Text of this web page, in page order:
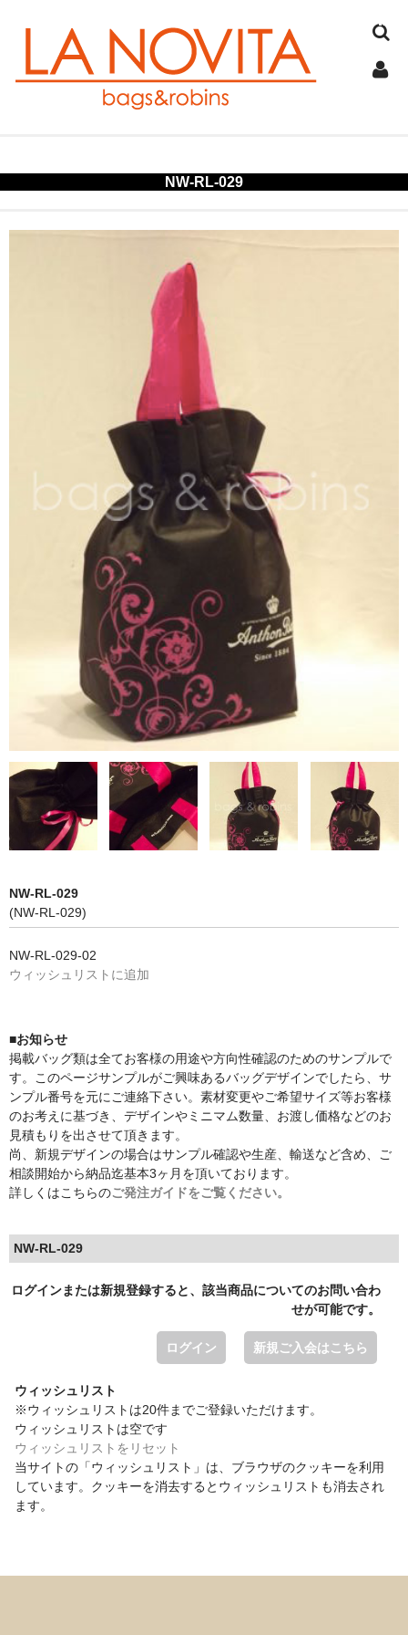
COLD STORAGE BAG
PAPER
NW-RL-029
NW-RL-029
(NW-RL-029)
NW-RL-029-02
ウィッシュリストに追加
■お知らせ
掲載バッグ類は全てお客様の用途や方向性確認のためのサンプルで
す。このページサンプルがご興味あるバッグデザインでしたら、サ
ンプル番号を元にご連絡下さい。素材変更やご希望サイズ等お客様
のお考えに基づき、デザインやミニマム数量、お渡し価格などのお
見積もりを出させて頂きます。
尚、新規デザインの場合はサンプル確認や生産、輸送など含め、ご
相談開始から納品迄基本3ヶ月を頂いております。
詳しくはこちらのご発注ガイドをご覧ください。
NW-RL-029
ログインまたは新規登録すると、該当商品についてのお問い合わ
せが可能です。
ログイン 新規ご入会はこちら
ウィッシュリスト
※ウィッシュリストは20件までご登録いただけます。
ウィッシュリストは空です
ウィッシュリストをリセット
当サイトの「ウィッシュリスト」は、ブラウザのクッキーを利用
しています。クッキーを消去するとウィッシュリストも消去され
ます。